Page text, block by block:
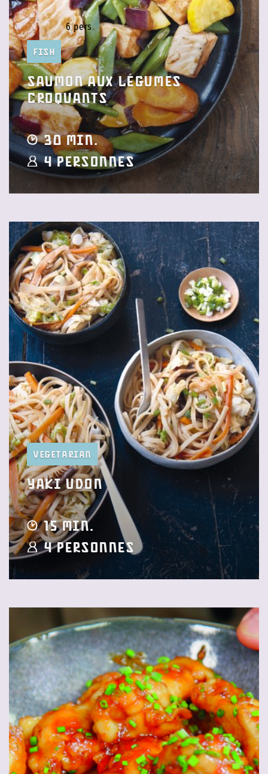
6 pers
Fish
Saumon aux légumes
croquants
30 min.
4 Personnes
Vegetarian
Yaki Udon
15 min.
4 Personnes